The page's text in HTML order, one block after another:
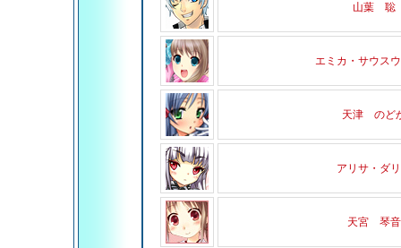
山葉 聡
エミカ・サウス
天津 のど
アリサ・ダ
天宮 琴音